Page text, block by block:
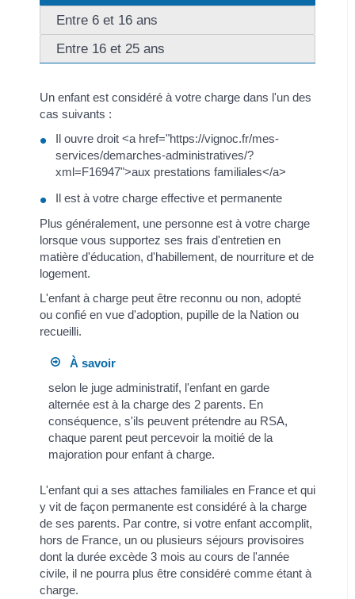
Entre 6 et 16 ans
Entre 16 et 25 ans
Un enfant est considéré à votre charge dans l'un des
cas suivants :
Il ouvre droit <a href="https://vignoc.fr/mes-
services/demarches-administratives/?
xml=F16947">aux prestations familiales</a>
Il est à votre charge effective et permanente
Plus généralement, une personne est à votre charge
lorsque vous supportez ses frais d'entretien en
matière d'éducation, d'habillement, de nourriture et de
logement.
L'enfant à charge peut être reconnu ou non, adopté
ou confié en vue d'adoption, pupille de la Nation ou
recueilli.
À savoir
selon le juge administratif, l'enfant en garde
alternée est à la charge des 2 parents. En
conséquence, s'ils peuvent prétendre au RSA,
chaque parent peut percevoir la moitié de la
majoration pour enfant à charge.
L'enfant qui a ses attaches familiales en France et qui
y vit de façon permanente est considéré à la charge
de ses parents. Par contre, si votre enfant accomplit,
hors de France, un ou plusieurs séjours provisoires
dont la durée excède 3 mois au cours de l'année
civile, il ne pourra plus être considéré comme étant à
charge.